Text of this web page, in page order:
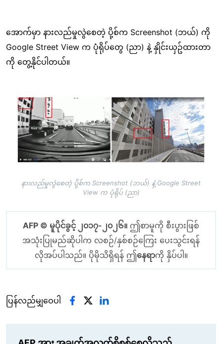
အောက်မှာ နားလည်မှုလွဲစေတဲ့ ပို့စ်က Screenshot (ဘယ်) ကို
Google Street View က ပုံရိုပ်တွေ (ညာ) နဲ့ နှိုင်းယှဥ်ထားတာ
ကို တွေ့နိုင်ပါတယ်။
Image
နားလည်မှုလွဲစေတဲ့ ပို့စ်က Screenshot (ဘယ်) နဲ့ Google Street
View က ပုံရိုပ် (ညာ)
AFP © မူပိုင်ခွင့် ၂၀၁၇-၂၀၂၆။ ဤစာမူကို စီးပွားဖြစ်
အသုံးပြုမည်ဆိုပါက လစဉ်/နှစ်စဉ်ကြေး ပေးသွင်းရန်
လိုအပ်ပါသည်။ ပိုမိုသိရှိရန် ဤနေရာကို နှိပ်ပါ။
ပြန်လည်မျှဝေပါ